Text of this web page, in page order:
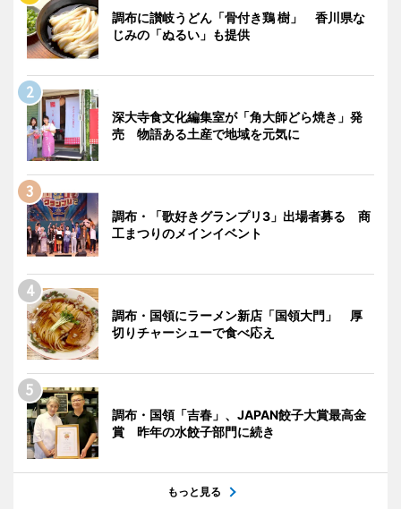
調布に讃岐うどん「骨付き鶏 樹」 香川県な
じみの「ぬるい」も提供
深大寺食文化編集室が「角大師どら焼き」発
売 物語ある土産で地域を元気に
調布・「歌好きグランプリ3」出場者募る 商
工まつりのメインイベント
調布・国領にラーメン新店「国領大門」 厚
切りチャーシューで食べ応え
調布・国領「吉春」、JAPAN餃子大賞最高金
賞 昨年の水餃子部門に続き
もっと見る